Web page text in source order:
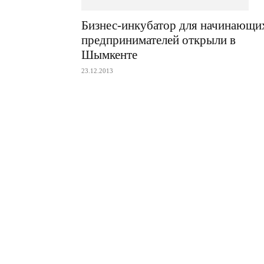
Бизнес-инкубатор для
предпринимателей открыли в
Шымкенте
23.12.2013